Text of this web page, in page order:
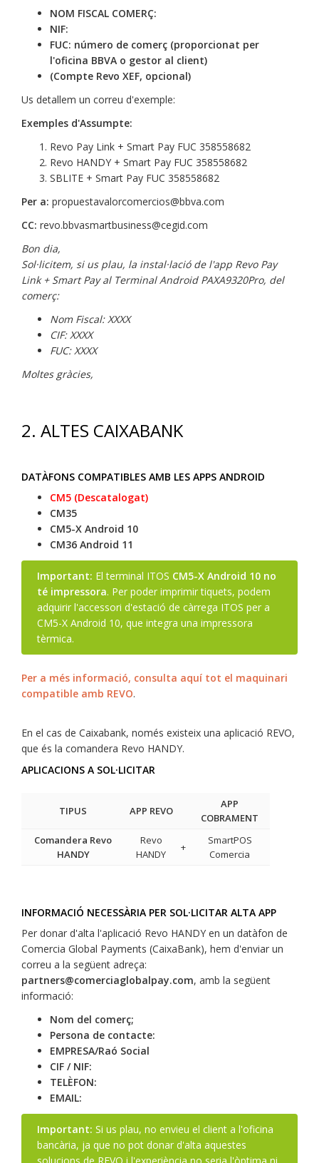
NOM FISCAL COMERÇ:
NIF:
FUC: número de comerç (proporcionat per
l'oficina BBVA o gestor al client)
(Compte Revo XEF, opcional)
Us detallem un correu d'exemple:
Exemples d'Assumpte:
Revo Pay Link + Smart Pay FUC 358558682
Revo HANDY + Smart Pay FUC 358558682
SBLITE + Smart Pay FUC 358558682
Per a: propuestavalorcomercios@bbva.com
CC: revo.bbvasmartbusiness@cegid.com
Bon dia,
Sol·licitem, si us plau, la instal·lació de l'app Revo Pay
Link + Smart Pay al Terminal Android PAXA9320Pro, del
comerç:
Nom Fiscal: XXXX
CIF: XXXX
FUC: XXXX
Moltes gràcies,
2. ALTES CAIXABANK
DATÀFONS COMPATIBLES AMB LES APPS ANDROID
CM5 (Descatalogat)
CM35
CM5-X Android 10
CM36 Android 11
Important: El terminal ITOS CM5-X Android 10 no
té impressora. Per poder imprimir tiquets, podem
adquirir l'accessori d'estació de càrrega ITOS per a
CM5-X Android 10, que integra una impressora
tèrmica.
Per a més informació, consulta aquí tot el maquinari
compatible amb REVO.
En el cas de Caixabank, només existeix una aplicació REVO,
que és la comandera Revo HANDY.
APLICACIONS A SOL·LICITAR
TIPUS APP REVO
APP
COBRAMENT
Comandera Revo
HANDY
Revo
HANDY
+
SmartPOS
Comercia
INFORMACIÓ NECESSÀRIA PER SOL·LICITAR ALTA APP
Per donar d'alta l'aplicació Revo HANDY en un datàfon de
Comercia Global Payments (CaixaBank), hem d'enviar un
correu a la següent adreça:
partners@comerciaglobalpay.com, amb la següent
informació:
Nom del comerç;
Persona de contacte:
EMPRESA/Raó Social
CIF / NIF:
TELÈFON:
EMAIL:
Important: Si us plau, no envieu el client a l'oficina
bancària, ja que no pot donar d'alta aquestes